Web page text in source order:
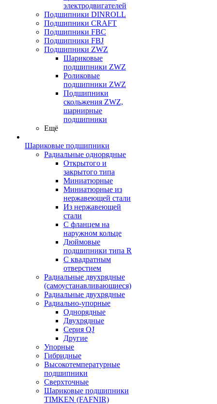
электродвигателей
Подшипники DINROLL
Подшипники CRAFT
Подшипники FBC
Подшипники FBJ
Подшипники ZWZ
Шариковые
подшипники ZWZ
Роликовые
подшипники ZWZ
Подшипники
скольжения ZWZ,
шарнирные
подшипники
Ещё
Шариковые подшипники
Радиальные однорядные
Открытого и
закрытого типа
Миниатюрные
Миниатюрные из
нержавеющей стали
Из нержавеющей
стали
С фланцем на
наружном кольце
Дюймовые
подшипники типа R
С квадратным
отверстием
Радиальные двухрядные
(самоустанавливающиеся)
Радиальные двухрядные
Радиально-упорные
Однорядные
Двухрядные
Серия QJ
Другие
Упорные
Гибридные
Высокотемпературные
подшипники
Сверхточные
Шариковые подшипники
TIMKEN (FAFNIR)